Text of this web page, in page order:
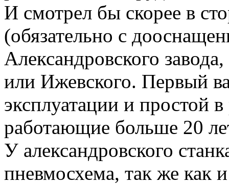
И смотрел бы скорее в
(обязательно с
Александровского
или Ижевского. Первый
эксплуатации и простой
работающие больше 20
У александровского
пневмосхема, так же